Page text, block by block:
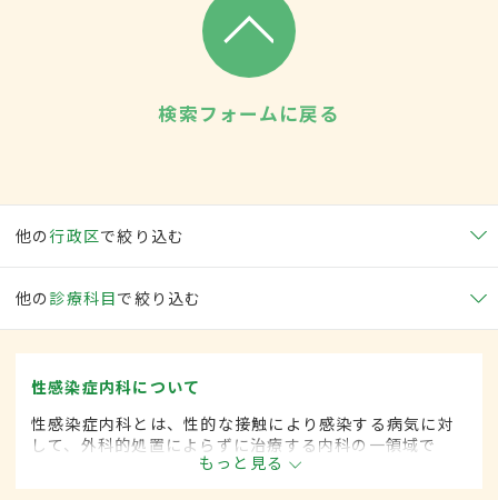
検索フォームに戻る
他の行政区で絞り込む
他の 診療科目で絞り込む
性感染症内科について
性感染症内科とは、性的な接触により感染する病気に対
して、外科的処置によらずに治療する内科の一領域で
す。平成20年4月の制度改正前は、性感染症科と呼ばれ
ていました。
もっと見る